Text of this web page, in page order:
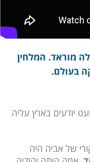
לילה מוראד. המלחין
בעולם.
יודעים בארץ עליה
של אביה היה